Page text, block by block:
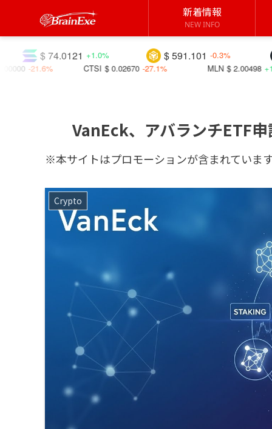
新着情報
NEW INFO
$
$ 591.101 -0.3%
+1.0%
MLN $ 2.00498 +19.2%
CTSI $ 0.02670 -27.1%
VanEck、アバランチETF
※本サイトはプロモーションが含まれていま
Crypto